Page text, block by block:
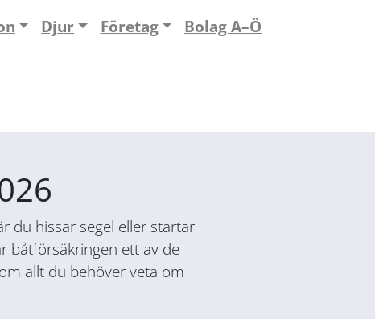
Djur Företag Bolag A–Ö
du hissar segel eller startar
båtförsäkringen ett av de
allt du behöver veta om